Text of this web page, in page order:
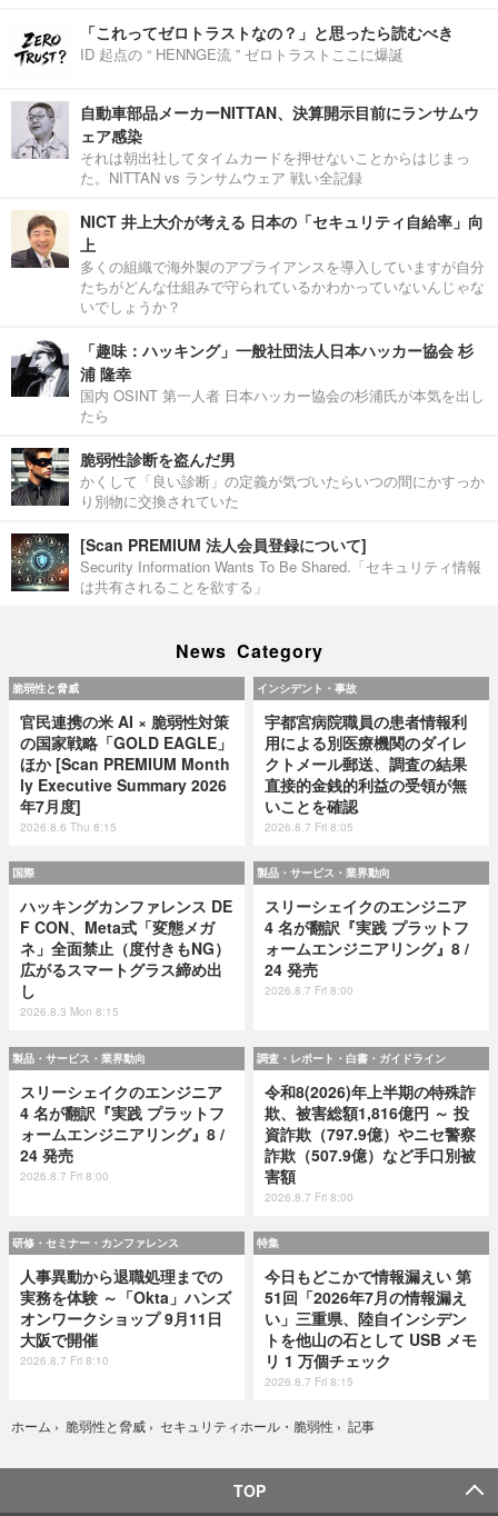
「これってゼロトラストなの？」と思ったら読むべき
ID 起点の “ HENNGE流 ” ゼロトラストここに爆誕
自動車部品メーカーNITTAN、決算開示目前にランサムウ
ェア感染
それは朝出社してタイムカードを押せないことからはじまっ
た。NITTAN vs ランサムウェア 戦い全記録
NICT 井上大介が考える 日本の「セキュリティ自給率」向
上
多くの組織で海外製のアプライアンスを導入していますが自分
たちがどんな仕組みで守られているかわかっていないんじゃな
いでしょうか？
「趣味：ハッキング」一般社団法人日本ハッカー協会 杉
浦 隆幸
国内 OSINT 第一人者 日本ハッカー協会の杉浦氏が本気を出し
たら
脆弱性診断を盗んだ男
かくして「良い診断」の定義が気づいたらいつの間にかすっか
り別物に交換されていた
[Scan PREMIUM 法人会員登録について]
Security Information Wants To Be Shared.「セキュリティ情報
は共有されることを欲する」
News Category
脆弱性と脅威
官民連携の米 AI × 脆弱性対策
の国家戦略「GOLD EAGLE」
ほか [Scan PREMIUM Month
ly Executive Summary 2026
年7月度]
2026.8.6 Thu 8:15
インシデント・事故
宇都宮病院職員の患者情報利
用による別医療機関のダイレ
クトメール郵送、調査の結果
直接的金銭的利益の受領が無
いことを確認
2026.8.7 Fri 8:05
国際
ハッキングカンファレンス DE
F CON、Meta式「変態メガ
ネ」全面禁止（度付きもNG）
広がるスマートグラス締め出
し
2026.8.3 Mon 8:15
製品・サービス・業界動向
スリーシェイクのエンジニア
4 名が翻訳『実践 プラットフ
ォームエンジニアリング』8 /
24 発売
2026.8.7 Fri 8:00
製品・サービス・業界動向
スリーシェイクのエンジニア
4 名が翻訳『実践 プラットフ
ォームエンジニアリング』8 /
24 発売
2026.8.7 Fri 8:00
調査・レポート・白書・ガイドライン
令和8(2026)年上半期の特殊詐
欺、被害総額1,816億円 ～ 投
資詐欺（797.9億）やニセ警察
詐欺（507.9億）など手口別被
害額
2026.8.7 Fri 8:00
研修・セミナー・カンファレンス
人事異動から退職処理までの
実務を体験 ～「Okta」ハンズ
オンワークショップ 9月11日
大阪で開催
2026.8.7 Fri 8:10
特集
今日もどこかで情報漏えい 第
51回「2026年7月の情報漏え
い」三重県、陸自インシデン
トを他山の石として USB メモ
リ 1 万個チェック
2026.8.7 Fri 8:15
ホーム › 脆弱性と脅威 › セキュリティホール・脆弱性 › 記事
TOP